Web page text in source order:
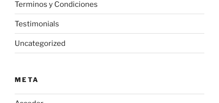
Terminos y Condiciones
Testimonials
Uncategorized
META